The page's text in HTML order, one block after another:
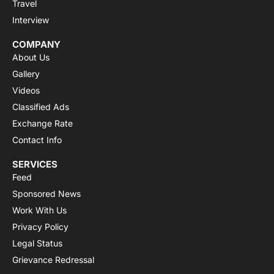
Travel
Interview
COMPANY
About Us
Gallery
Videos
Classified Ads
Exchange Rate
Contact Info
SERVICES
Feed
Sponsored News
Work With Us
Privacy Policy
Legal Status
Grievance Redressal